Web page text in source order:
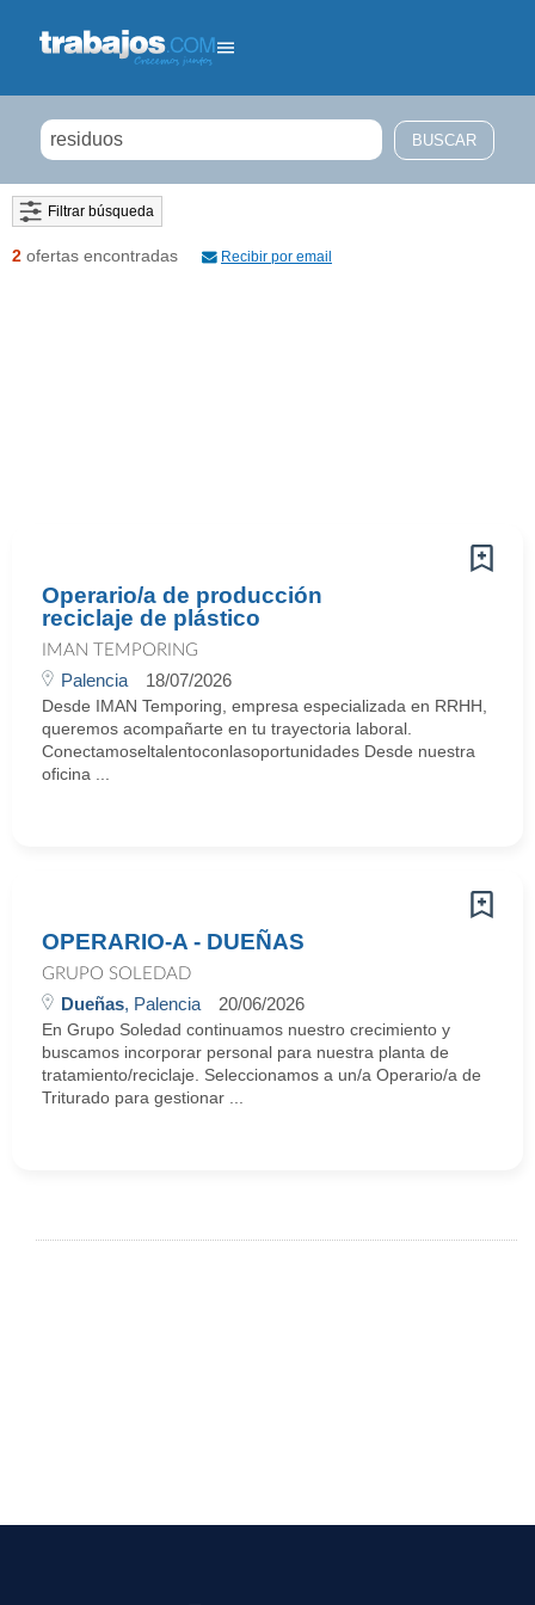
Filtrar búsqueda
2 ofertas encontradas Recibir por email
Operario/a de producción
reciclaje de plástico
IMAN TEMPORING
Palencia 18/07/2026
Desde IMAN Temporing, empresa especializada en RRHH,
queremos acompañarte en tu trayectoria laboral.
Conectamoseltalentoconlasoportunidades Desde nuestra
oficina ...
OPERARIO-A - DUEÑAS
GRUPO SOLEDAD
Dueñas, Palencia 20/06/2026
En Grupo Soledad continuamos nuestro crecimiento y
buscamos incorporar personal para nuestra planta de
tratamiento/reciclaje. Seleccionamos a un/a Operario/a de
Triturado para gestionar ...